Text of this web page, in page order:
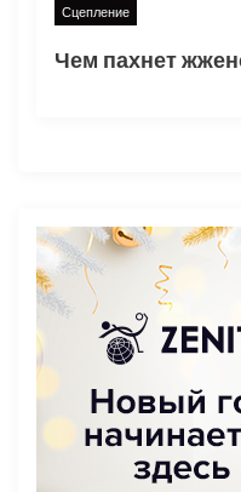
Сцепление
Чем пахнет